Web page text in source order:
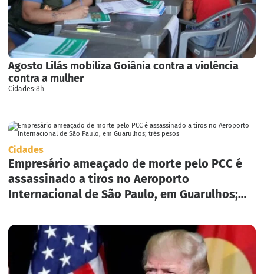
Agosto Lilás mobiliza Goiânia contra a violência
contra a mulher
Cidades·8h
Cidades
Empresário ameaçado de morte pelo PCC é
assassinado a tiros no Aeroporto
Internacional de São Paulo, em Guarulhos;